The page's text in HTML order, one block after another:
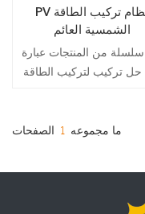
PV نظام تركيب الطاقة
الشمسية العائم
سلسلة من المنتجات عبارة
تركيب لتركيب الطاقة
على المياه ، مثل السدود
ما مجموعه 1 الصفحات